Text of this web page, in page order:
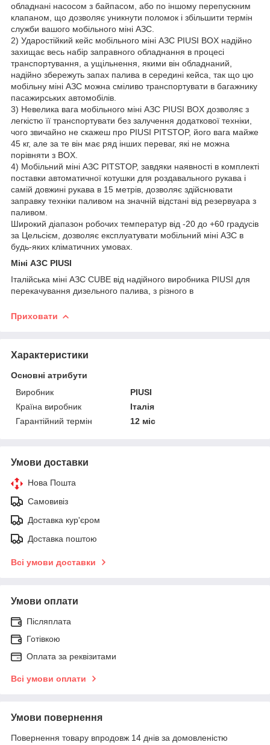
обладнані насосом з байпасом, або по іншому перепускним
клапаном, що дозволяє уникнути поломок і збільшити термін
служби вашого мобільного міні АЗС.
2) Ударостійкий кейс мобільного міні АЗС PIUSI BOX надійно
захищає весь набір заправного обладнання в процесі
транспортування, а ущільнення, якими він обладнаний,
надійно збережуть запах палива в середині кейса, так що цю
мобільну міні АЗС можна сміливо транспортувати в багажнику
пасажирських автомобілів.
3) Невелика вага мобільного міні АЗС PIUSI BOX дозволяє з
легкістю її транспортувати без залучення додаткової техніки,
чого звичайно не скажеш про PIUSI PITSTOP, його вага майже
45 кг, але за те він має ряд інших переваг, які не можна
порівняти з BOX.
4) Мобільний міні АЗС PITSTOP, завдяки наявності в комплекті
поставки автоматичної котушки для роздавального рукава і
самій довжині рукава в 15 метрів, дозволяє здійснювати
заправку техніки паливом на значній відстані від резервуара з
паливом.
Широкий діапазон робочих температур від -20 до +60 градусів
за Цельсієм, дозволяє експлуатувати мобільний міні АЗС в
будь-яких кліматичних умовах.
Міні АЗС PIUSI
Італійська міні АЗС CUBE від надійного виробника PIUSI для
перекачування дизельного палива, з різного в
Приховати
Характеристики
Основні атрибути
Виробник
PIUSI
Країна виробник
Італія
Гарантійний термін
12 міс
Умови доставки
Нова Пошта
Самовивіз
Доставка кур'єром
Доставка поштою
Всі умови доставки
Умови оплати
Післяплата
Готівкою
Оплата за реквізитами
Всі умови оплати
Умови повернення
Повернення товару впродовж 14 днів за домовленістю